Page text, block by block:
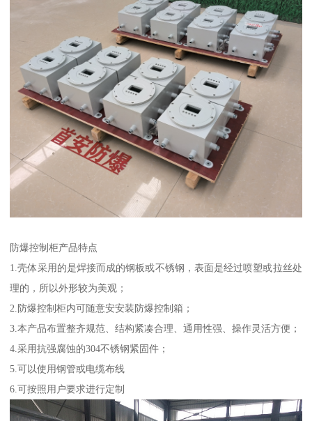
防爆控制柜产品特点
1.壳体采用的是焊接而成的钢板或不锈钢，表面是经过喷塑或拉丝处
理的，所以外形较为美观；
2.防爆控制柜内可随意安安装防爆控制箱；
3.本产品布置整齐规范、结构紧凑合理、通用性强、操作灵活方便；
4.采用抗强腐蚀的304不锈钢紧固件；
5.可以使用钢管或电缆布线
6.可按照用户要求进行定制